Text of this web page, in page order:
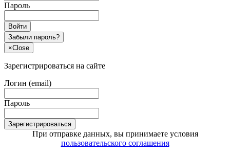
Пароль
Войти
Забыли пароль?
×Close
Зарегистрироваться на сайте
Логин (email)
Пароль
Зарегистрироваться
При отправке данных, вы принимаете условия
пользовательского соглашения